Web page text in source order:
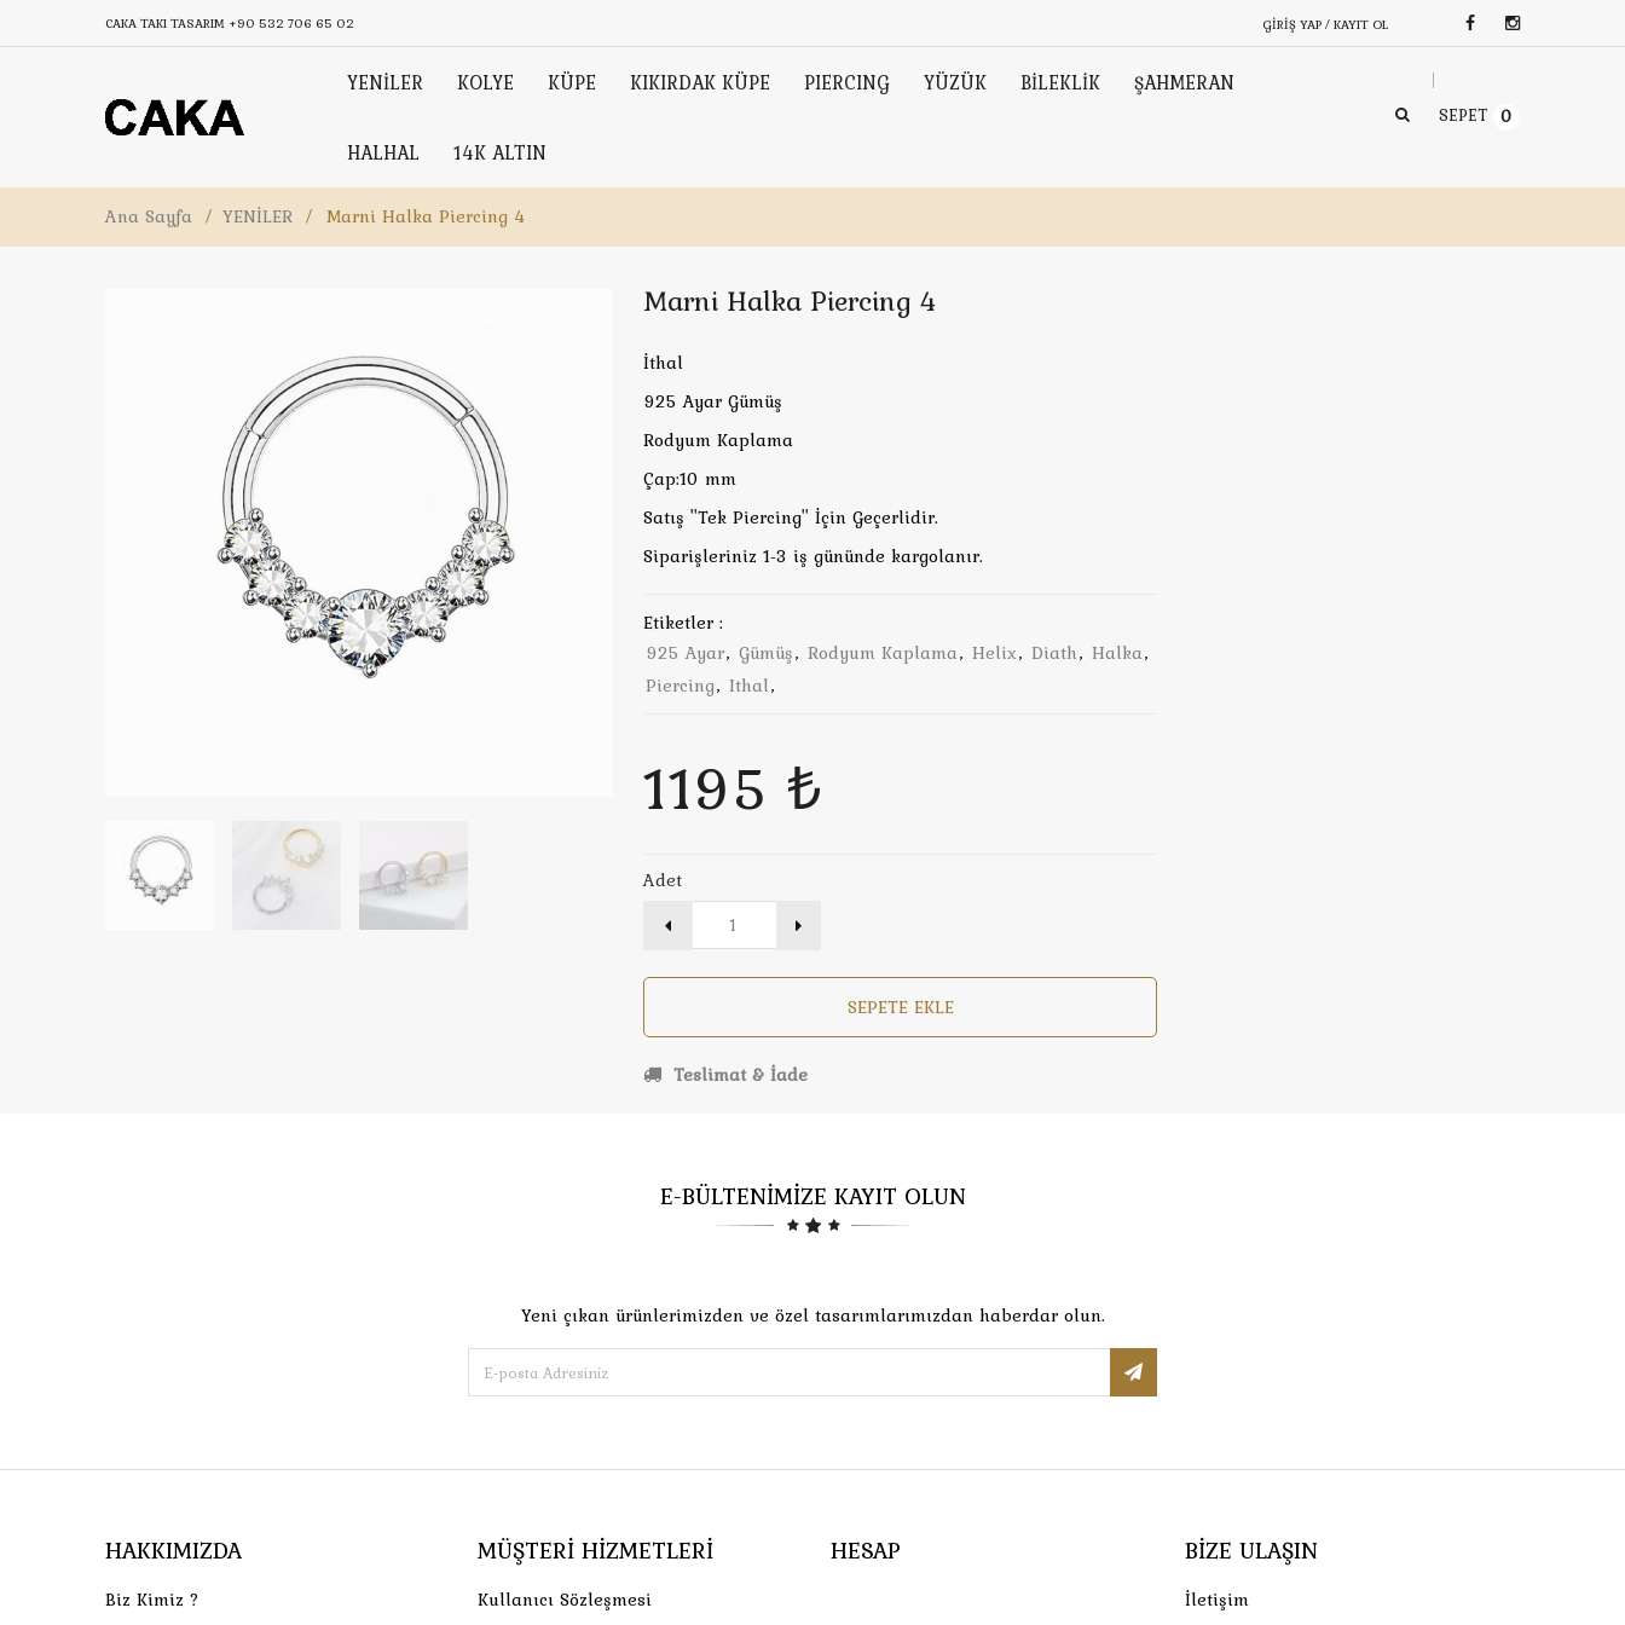
CAKA TAKI TASARIM +90 532 706 65 02 GIRIŞ YAP / KAYIT OL
YENİLER KOLYE KÜPE KIKIRDAK KÜPE PIERCING YÜZÜK BİLEKLİK ŞAHMERAN
HALHAL 14K ALTIN
SEPET 0
Ana Sayfa / YENİLER / Marni Halka Piercing 4
Marni Halka Piercing 4
İthal
925 Ayar Gümüş
Rodyum Kaplama
Çap:10 mm
Satış ''Tek Piercing'' İçin Geçerlidir.
Siparişleriniz 1-3 iş gününde kargolanır.
Etiketler :
925 Ayar, Gümüş, Rodyum Kaplama, Helix, Diath, Halka,
Piercing, Ithal,
1195 ₺
Adet
SEPETE EKLE
Teslimat & İade
E-BÜLTENİMİZE KAYIT OLUN
Yeni çıkan ürünlerimizden ve özel tasarımlarımızdan haberdar olun.
HAKKIMIZDA
Biz Kimiz ?
MÜŞTERI HIZMETLERI
Kullanıcı Sözleşmesi
HESAP BIZE ULAŞIN
İletişim